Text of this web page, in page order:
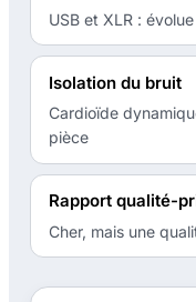
USB et XLR :
Isolation du bruit
Cardioïde
pièce
Rapport qualité-
Cher, mais une